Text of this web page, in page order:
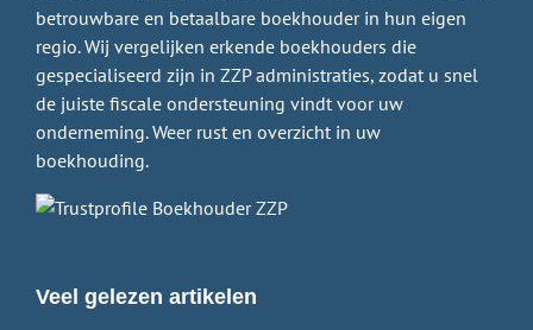
betrouwbare en betaalbare boekhouder in hun eigen
regio. Wij vergelijken erkende boekhouders die
gespecialiseerd zijn in ZZP administraties, zodat u snel
de juiste fiscale ondersteuning vindt voor uw
onderneming. Weer rust en overzicht in uw
boekhouding.
Veel gelezen artikelen